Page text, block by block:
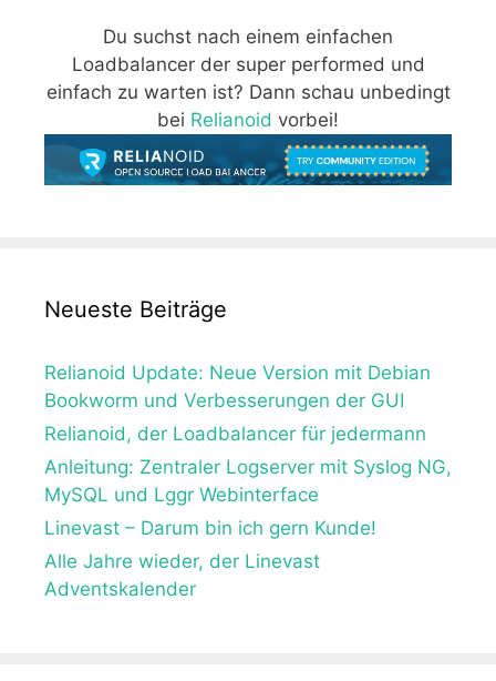
Du suchst nach einem einfachen
Loadbalancer der super performed und
einfach zu warten ist? Dann schau unbedingt
bei Relianoid vorbei!
Neueste Beiträge
Relianoid Update: Neue Version mit Debian
Bookworm und Verbesserungen der GUI
Relianoid, der Loadbalancer für jedermann
Anleitung: Zentraler Logserver mit Syslog NG,
MySQL und Lggr Webinterface
Linevast – Darum bin ich gern Kunde!
Alle Jahre wieder, der Linevast
Adventskalender